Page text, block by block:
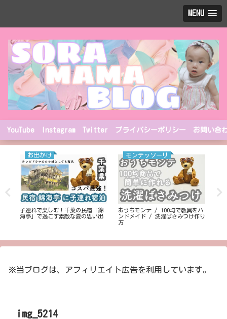
MENU
YouTube Instagram Twitter プライバシーポリシー お問い合
お出かけ
子連れで楽しむ！千葉の民宿「錦
海亭」で過ごす素敵な夏の思い出
モンテッソーリ
おうちモンテ / 100均で教具をハ
ンドメイド / 洗濯ばさみつけ作り
方
※当ブログは、アフィリエイト広告を利用しています。
img_5214